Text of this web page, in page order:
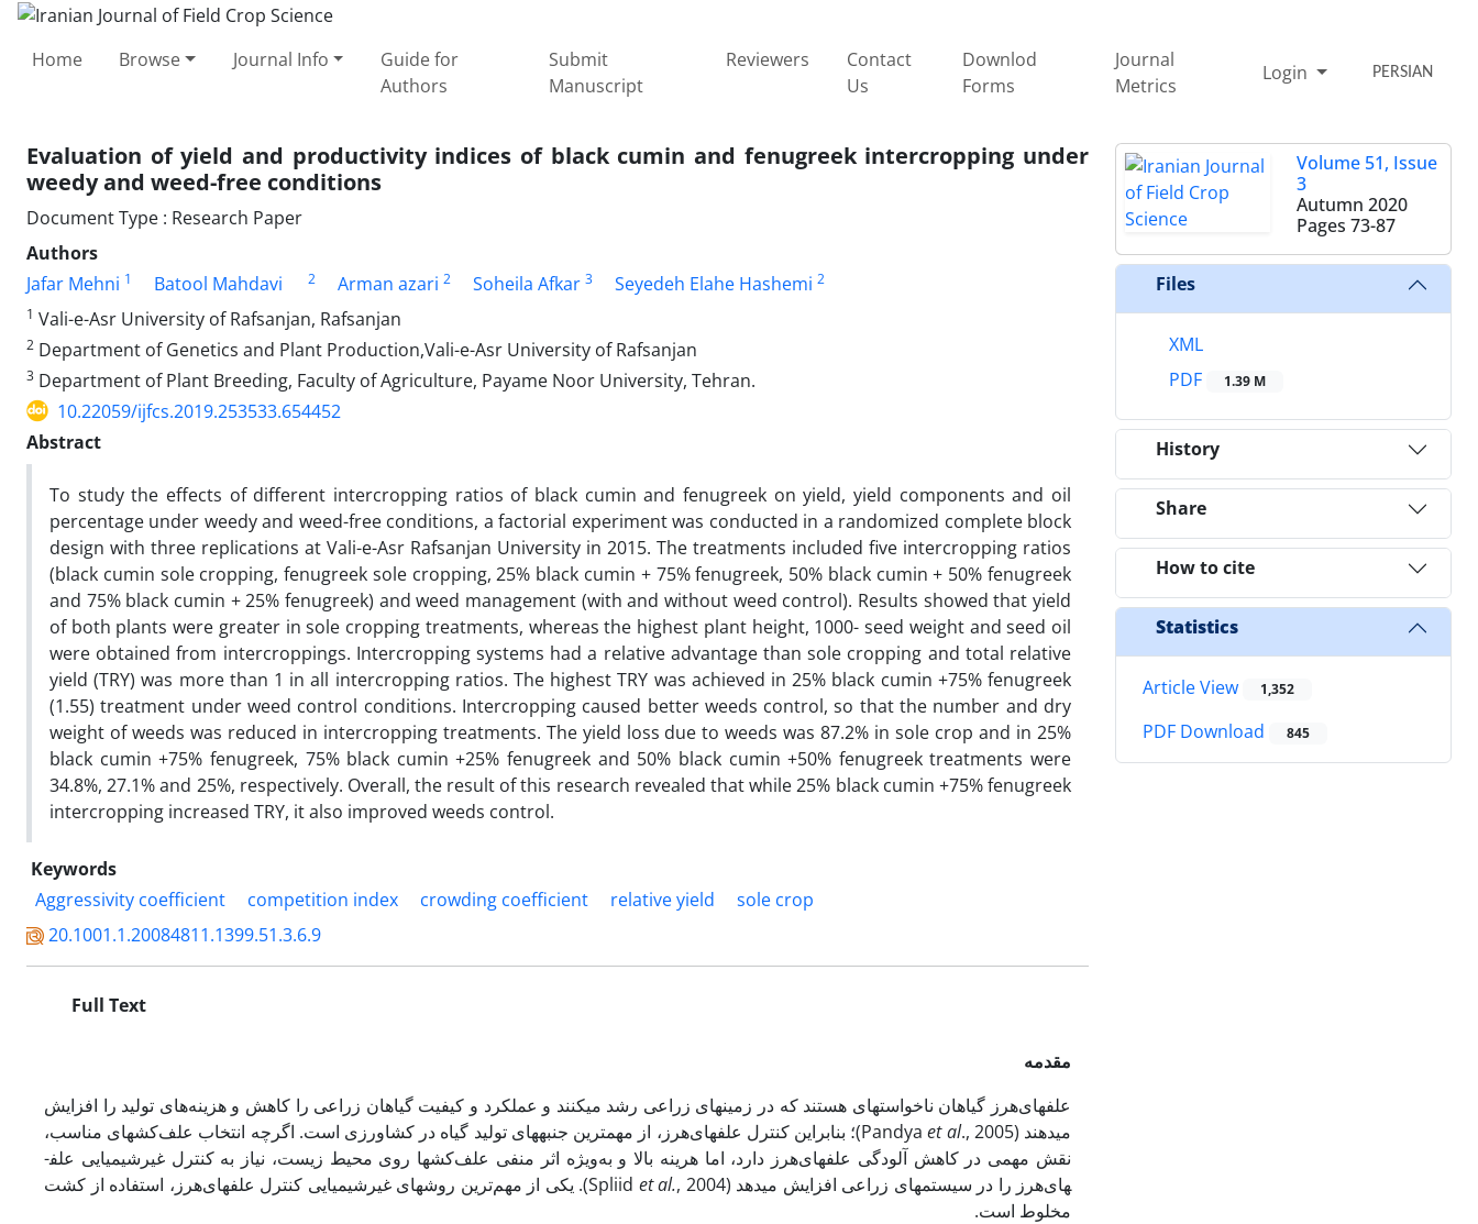
Home Browse Journal Info
Guide for
Authors
Submit
Manuscript
Reviewers
Contact
Us
Downlod
Forms
Journal
Metrics
Login PERSIAN
Evaluation of yield and productivity indices of black cumin and fenugreek intercropping under
weedy and weed-free conditions
Document Type : Research Paper
Authors
Jafar Mehni 1 Batool Mahdavi 2 Arman azari 2 Soheila Afkar 3 Seyedeh Elahe Hashemi 2
1 Vali-e-Asr University of Rafsanjan, Rafsanjan
2 Department of Genetics and Plant Production,Vali-e-Asr University of Rafsanjan
3 Department of Plant Breeding, Faculty of Agriculture, Payame Noor University, Tehran.
10.22059/ijfcs.2019.253533.654452
Abstract
To study the effects of different intercropping ratios of black cumin and fenugreek on yield, yield components and oil
percentage under weedy and weed-free conditions, a factorial experiment was conducted in a randomized complete block
design with three replications at Vali-e-Asr Rafsanjan University in 2015. The treatments included five intercropping ratios
(black cumin sole cropping, fenugreek sole cropping, 25% black cumin + 75% fenugreek, 50% black cumin + 50% fenugreek
and 75% black cumin + 25% fenugreek) and weed management (with and without weed control). Results showed that yield
of both plants were greater in sole cropping treatments, whereas the highest plant height, 1000- seed weight and seed oil
were obtained from intercroppings. Intercropping systems had a relative advantage than sole cropping and total relative
yield (TRY) was more than 1 in all intercropping ratios. The highest TRY was achieved in 25% black cumin +75% fenugreek
(1.55) treatment under weed control conditions. Intercropping caused better weeds control, so that the number and dry
weight of weeds was reduced in intercropping treatments. The yield loss due to weeds was 87.2% in sole crop and in 25%
black cumin +75% fenugreek, 75% black cumin +25% fenugreek and 50% black cumin +50% fenugreek treatments were
34.8%, 27.1% and 25%, respectively. Overall, the result of this research revealed that while 25% black cumin +75% fenugreek
intercropping increased TRY, it also improved weeds control.
Keywords
Aggressivity coefficient
competition index crowding coefficient relative yield
sole crop
20.1001.1.20084811.1399.51.3.6.9
Full Text
مقدمه
علف­های‌هرز گیاهان ناخواسته­ای هستند که در زمین­های زراعی رشد می­کنند و عملکرد و کیفیت گیاهان زراعی را کاهش و هزینه‌های تولید را افزایش
می­دهند (Pandya
et al
., 2005)؛ بنابراین کنترل علف­های‌هرز، از مهم­ترین جنبه­های تولید گیاه در کشاورزی است. اگرچه انتخاب علف‌کش­های مناسب،
نقش مهمی در کاهش آلودگی علف­های‌هرز دارد، اما هرینه بالا و به‌ویژه اثر منفی علف‌کش­ها روی محیط زیست، نیاز به کنترل غیرشیمیایی علف­
های‌هرز را در سیستم­های زراعی افزایش می­دهد (Spliid
et al.
, 2004). یکی از مهم‌ترین روش­های غیرشیمیایی کنترل علف­های‌هرز، استفاده از کشت
مخلوط است.
Volume 51, Issue
3
Autumn 2020
Pages 73-87
Files
XML
PDF
1.39 M
History
Share
How to cite
Statistics
Article View 1,352
PDF Download 845